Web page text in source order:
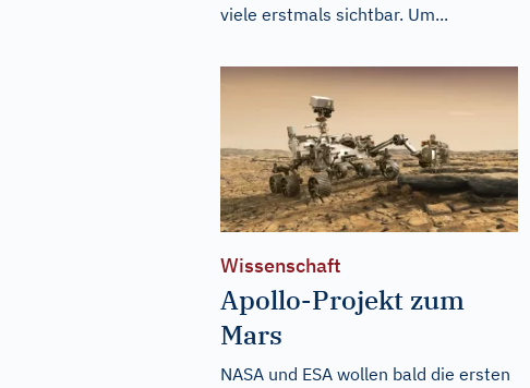
viele erstmals sichtbar. Um...
Wissenschaft
Apollo-Projekt zum
Mars
NASA und ESA wollen bald die ersten